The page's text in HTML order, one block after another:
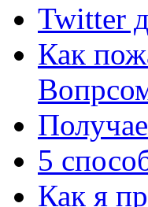
Twitter
Как
5
Как я